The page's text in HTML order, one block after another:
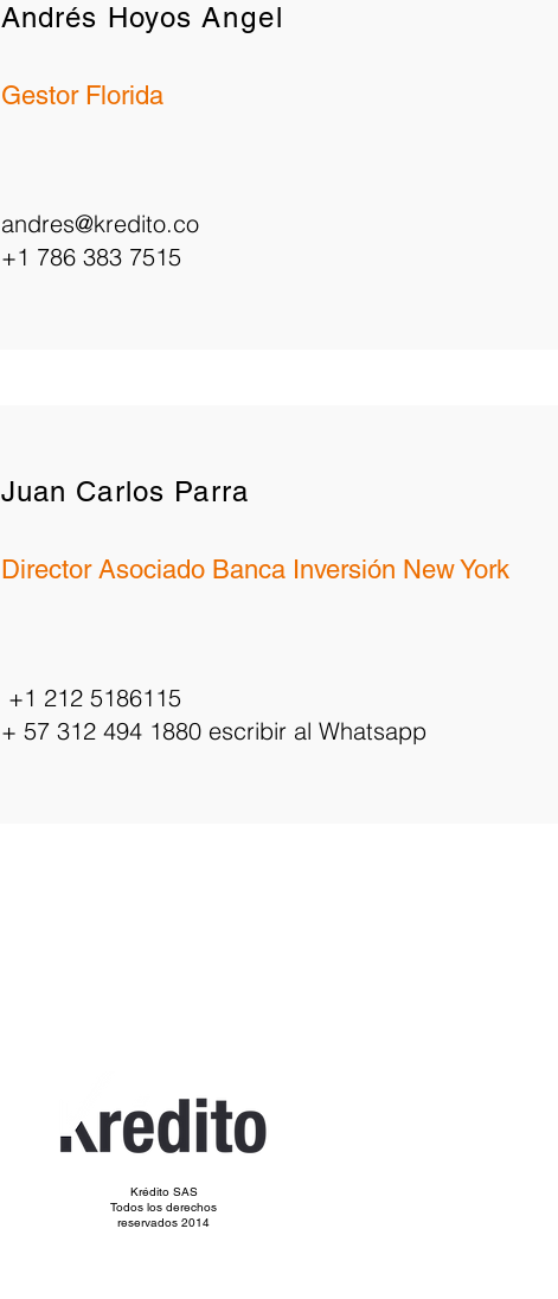
Andrés Hoyos Angel
Gestor Florida
andres@kredito.co
+1 786 383 7515
Juan Carlos Parra
Director Asociado Banca Inversión New York
+1 212 5186115
+ 57 312 494 1880 escribir al Whatsapp
Krédito SAS
Todos los derechos
reservados 2014